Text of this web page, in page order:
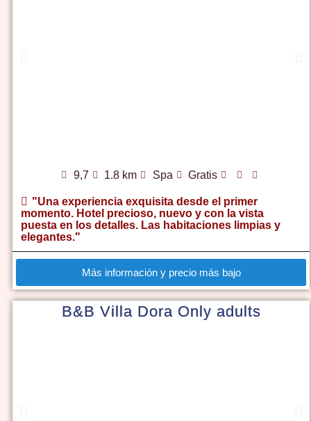
9,7 1.8 km Spa Gratis
"Una experiencia exquisita desde el primer
momento. Hotel precioso, nuevo y con la vista
puesta en los detalles. Las habitaciones limpias y
elegantes."
Más información y precio más bajo
B&B Villa Dora Only adults